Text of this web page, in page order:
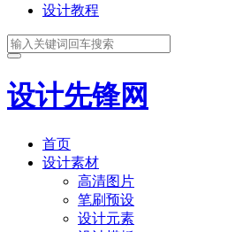
设计教程
设计先锋网
首页
设计素材
高清图片
笔刷预设
设计元素